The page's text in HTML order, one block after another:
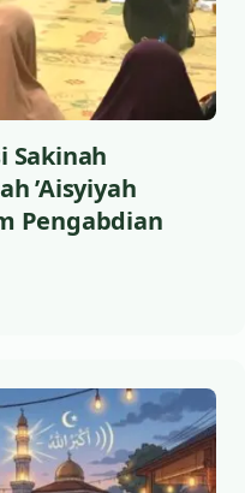
Sakinah
’Aisyiyah
Pengabdian